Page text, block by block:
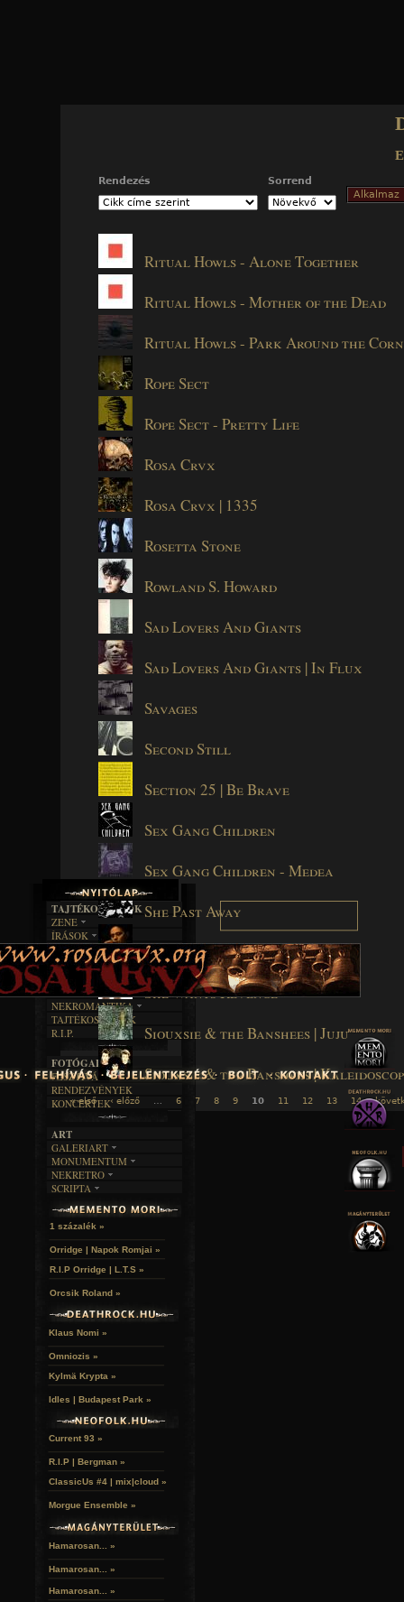
Rendezés Sorrend
Ritual Howls - Alone Together
Ritual Howls - Mother of the Dead
Ritual Howls - Park Around the
Rope Sect
Rope Sect - Pretty Life
Rosa Crvx
Rosa Crvx | 1335
Rosetta Stone
Rowland S. Howard
Sad Lovers And Giants
Sad Lovers And Giants | In Flux
Savages
Second Still
Section 25 | Be Brave
Sex Gang Children
Sex Gang Children - Medea
She Past Away
She Past Away - Asimilasyon
She Wants Revenge
Siouxsie & the Banshees | Juju
Siouxsie & the Banshees |
« első ‹ előző 6 7 8 9 10 11 12 13 14
TAJTÉKOS LAPOK
ZENE
EGYÜTTESEK
INTERJÚK
FORDÍTÁSOK
DALSZÖVEGEK
ÍRÁSOK
IRODALOM
FILM
MŰVÉSZET
ÍRÁSTÖRTÉNET
BOSZORKÁNYKONYHA
FEKETE HUMOR
KÉPES
SZÖVEGES
RENDEZVÉNYEK
NEKROMANTIKA
AKTUÁLIS
A MÚLT
TAJTÉKOS NAPOK
R.I.P.
FOTÓGALÉRIA
FESZTIVÁLOK
RENDEZVÉNYEK
KONCERTEK
ART
GALERIART
ARTGALERI
KÉPREGÉNYEK
LAKÁSKULTS
MONUMENTUM
TEMETŐK
TEMPLOMOK
VÁRAK
HELYEK
NEKRETRO
SZUBKULT
FEKETE LYUK
RELIKVIÁK
SCRIPTA
NOVELLÁK
VERSEK
1 százalék »
Orridge | Napok Romjai »
R.I.P Orridge | L.T.S »
Orcsik Roland »
Klaus Nomi »
Omniozis »
Kylmä Krypta »
Idles | Budapest Park »
Current 93 »
R.I.P | Bergman »
ClassicUs #4 | mix|cloud »
Morgue Ensemble »
Hamarosan... »
Hamarosan... »
Hamarosan... »